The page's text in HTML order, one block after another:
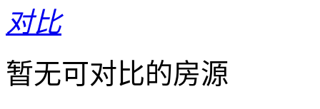
对比
暂无可对比的房源